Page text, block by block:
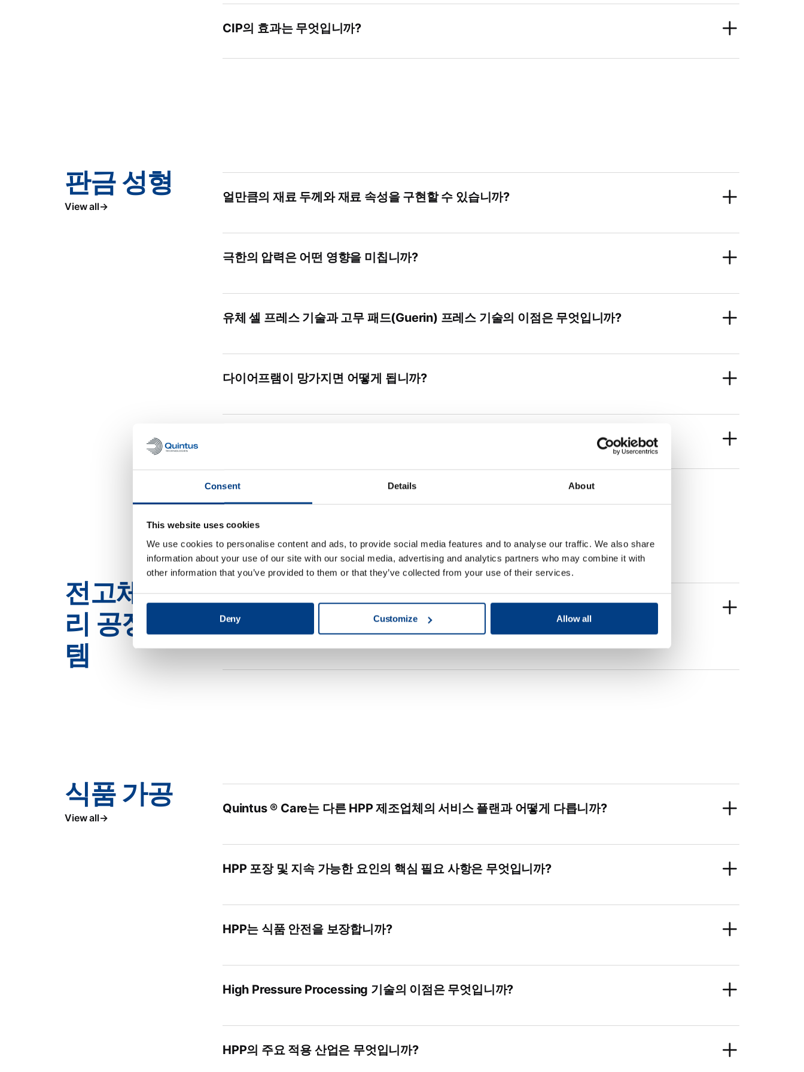
Consent Details About
This website uses cookies
We use cookies to personalise content and ads, to provide social media features and to analyse our traffic. We also share
information about your use of our site with our social media, advertising and analytics partners who may combine it with
other information that you’ve provided to them or that they’ve collected from your use of their services.
Deny Customize Allow all
CIP의 효과는 무엇입니까?
판금 성형
View all
얼만큼의 재료 두께와 재료 속성을 구현할 수 있습니까?
극한의 압력은 어떤 영향을 미칩니까?
유체 셀 프레스 기술과 고무 패드(Guerin) 프레스 기술의 이점은 무엇입니까?
다이어프램이 망가지면 어떻게 됩니까?
전고체 배터
리 공정 시스
템
지속적인 프로세스가 아니라도 최첨단 Li-ion 배터리 생산을 유지할 수 있습니까?
식품 가공
View all
Quintus ® Care는 다른 HPP 제조업체의 서비스 플랜과 어떻게 다릅니까?
HPP 포장 및 지속 가능한 요인의 핵심 필요 사항은 무엇입니까?
HPP는 식품 안전을 보장합니까?
High Pressure Processing 기술의 이점은 무엇입니까?
HPP의 주요 적용 산업은 무엇입니까?